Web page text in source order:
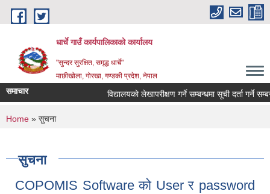
Skip to main content
धार्चे गाउँ कार्यपालिकाको कार्यालय
"सुन्दर सुरक्षित, समृद्ध धार्चे"
माछीखोला, गोरखा, गण्डकी प्रदेश, नेपाल
समाचार विद्यालयकाे लेखापरीक्षण गर्ने सम्बन्धमा सूची दर्ता गर्ने सम्बन्धी
You are here
Home » सुचना
सुचना
COPOMIS Software को User र password